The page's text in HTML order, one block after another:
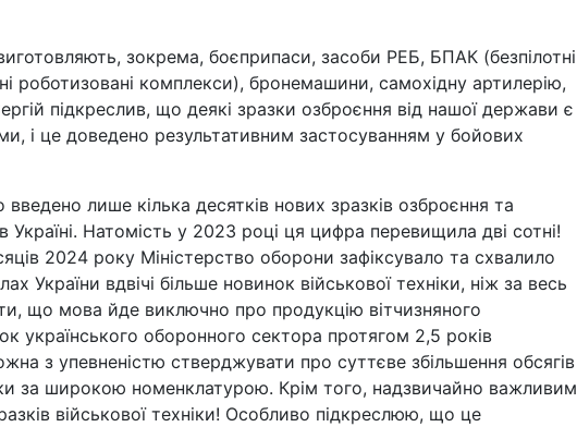
зокрема, боєприпаси, засоби РЕБ, БПАК (безпілотні
роботизовані комплекси), бронемашини, самохідну артилерію,
підкреслив, що деякі зразки озброєння від нашої держави є
і це доведено результативним застосуванням у бойових
введено лише кілька десятків нових зразків озброєння та
Україні. Натомість у 2023 році ця цифра перевищила дві сотні!
2024 року Міністерство оборони зафіксувало та схвалило
України вдвічі більше новинок військової техніки, ніж за весь
що мова йде виключно про продукцію вітчизняного
українського оборонного сектора протягом 2,5 років
з упевненістю стверджувати про суттєве збільшення обсягів
за широкою номенклатурою. Крім того, надзвичайно важливим
військової техніки! Особливо підкреслюю, що це